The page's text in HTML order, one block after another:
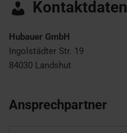
Kontaktdaten
Hubauer GmbH
Ingolstädter Str. 19
84030 Landshut
Ansprechpartner